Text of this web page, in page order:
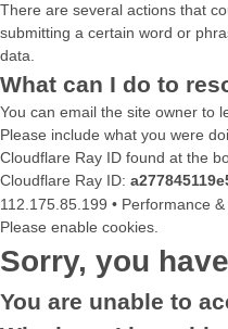
There are several actions that
submitting a certain word or
data.
What can I do to
You can email the site owner to
Please include what you were
Cloudflare Ray ID found at the
Cloudflare Ray ID:
112.175.85.199 • Performance
Please enable cookies.
Sorry, you
You are unable to